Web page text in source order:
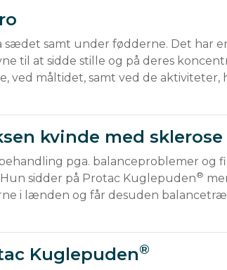
sædet samt under fødderne. Det har
til at sidde stille og på deres
ved måltidet, samt ved de aktiviteter,
kvinde med sklerose
pga. balanceproblemer og
sidder på Protac Kuglepuden®
i lænden og får desuden
Kuglepuden®